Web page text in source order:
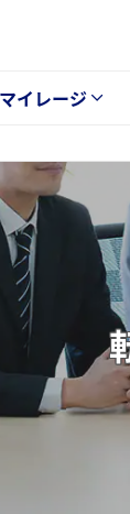
マイレージ